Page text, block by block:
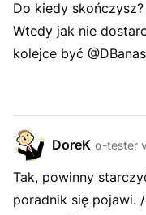
Do kiedy
Wtedy jak nie
kolejce być
DoreK α-tester
Tak, powinny
poradnik się pojawi.